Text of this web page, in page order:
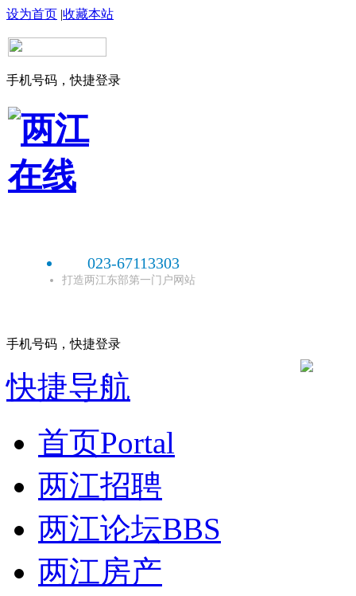
设为首页 |收藏本站
手机号码，快捷登录
023-67113303
打造两江东部第一门户网站
手机号码，快捷登录
快捷导航
首页Portal
两江招聘
两江论坛BBS
两江房产